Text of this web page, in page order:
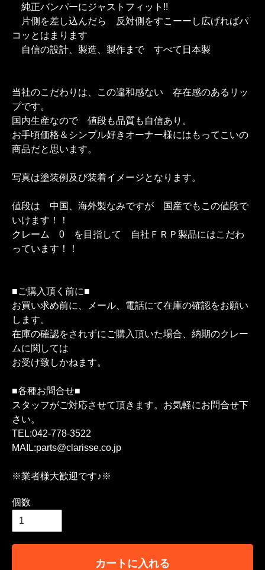
純正バンパーにジャストフィット!!
片側を差し込んだら 反対側をすこーーし広げればパ
コッとはまります
自信の設計、製造、製作まで すべて日本製
当社のこだわりは、この違和感ない 存在感のあるリッ
プです。
国内生産なので 値段も品質も自信あり。
お手頃価格＆シンプル好きオーナー様にはもってこいの
商品だと思います。
写真は塗装例及び装着イメージとなります。
値段は 中国、海外製なみですが 国産でもこの値段で
いけます！！
クレーム 0 を目指して 自社ＦＲＰ製品にはこだわ
っています！！
■ご購入頂く前に■
お買い求め前に、メール、電話にて在庫の確認をお願い
します。
在庫の確認をされずにご購入頂いた場合、納期のクレー
ムに関しては
お受け致しかねます。
■各種お問合せ■
スタッフがご対応させて頂きます。お気軽にお問合せ下
さい。
TEL:042-778-3522
MAIL:parts@clarisse.co.jp
※業者様大歓迎です♪※
個数
カートに入れる